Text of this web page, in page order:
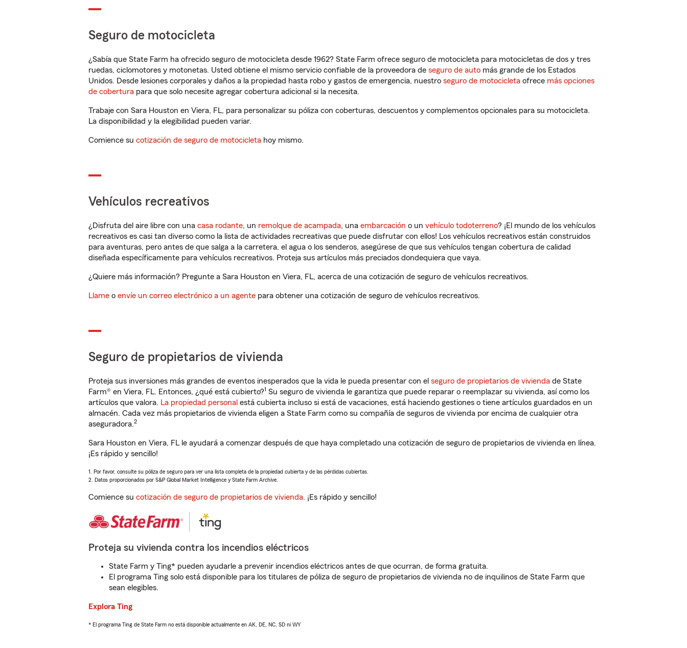
Seguro de motocicleta
¿Sabía que State Farm ha ofrecido seguro de motocicleta desde 1962? State Farm ofrece seguro de motocicleta para motocicletas de dos y tres
ruedas, ciclomotores y motonetas. Usted obtiene el mismo servicio confiable de la proveedora de seguro de auto más grande de los Estados
Unidos. Desde lesiones corporales y daños a la propiedad hasta robo y gastos de emergencia, nuestro seguro de motocicleta ofrece más opciones
de cobertura para que solo necesite agregar cobertura adicional si la necesita.
Trabaje con Sara Houston en Viera, FL, para personalizar su póliza con coberturas, descuentos y complementos opcionales para su motocicleta.
La disponibilidad y la elegibilidad pueden variar.
Comience su cotización de seguro de motocicleta hoy mismo.
Vehículos recreativos
¿Disfruta del aire libre con una casa rodante, un remolque de acampada, una embarcación o un vehículo todoterreno? ¡El mundo de los vehículos
recreativos es casi tan diverso como la lista de actividades recreativas que puede disfrutar con ellos! Los vehículos recreativos están construidos
para aventuras, pero antes de que salga a la carretera, el agua o los senderos, asegúrese de que sus vehículos tengan cobertura de calidad
diseñada específicamente para vehículos recreativos. Proteja sus artículos más preciados dondequiera que vaya.
¿Quiere más información? Pregunte a Sara Houston en Viera, FL, acerca de una cotización de seguro de vehículos recreativos.
Llame o envíe un correo electrónico a un agente para obtener una cotización de seguro de vehículos recreativos.
Seguro de propietarios de vivienda
Proteja sus inversiones más grandes de eventos inesperados que la vida le pueda presentar con el seguro de propietarios de vivienda de State
Farm® en Viera, FL. Entonces, ¿qué está cubierto?1 Su seguro de vivienda le garantiza que puede reparar o reemplazar su vivienda, así como los
artículos que valora. La propiedad personal está cubierta incluso si está de vacaciones, está haciendo gestiones o tiene artículos guardados en un
almacén. Cada vez más propietarios de vivienda eligen a State Farm como su compañía de seguros de vivienda por encima de cualquier otra
aseguradora.2
Sara Houston en Viera, FL le ayudará a comenzar después de que haya completado una cotización de seguro de propietarios de vivienda en línea.
¡Es rápido y sencillo!
1. Por favor, consulte su póliza de seguro para ver una lista completa de la propiedad cubierta y de las pérdidas cubiertas.
2. Datos proporcionados por S&P Global Market Intelligence y State Farm Archive.
Comience su cotización de seguro de propietarios de vivienda. ¡Es rápido y sencillo!
Proteja su vivienda contra los incendios eléctricos
State Farm y Ting* pueden ayudarle a prevenir incendios eléctricos antes de que ocurran, de forma gratuita.
El programa Ting solo está disponible para los titulares de póliza de seguro de propietarios de vivienda no de inquilinos de State Farm que
sean elegibles.
Explora Ting
* El programa Ting de State Farm no está disponible actualmente en AK, DE, NC, SD ni WY